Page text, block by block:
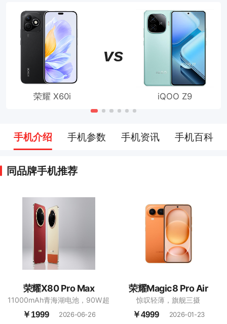
荣耀 X60i
vs
iQOO Z9
手机介绍 手机参数 手机资讯 手机百科
同品牌手机推荐
荣耀X80 Pro Max
11000mAh青海湖电池，90W超
屏
￥1999 2026-06-26
荣耀Magic8 Pro Air
惊叹轻薄，旗舰三摄
￥4999 2026-01-23